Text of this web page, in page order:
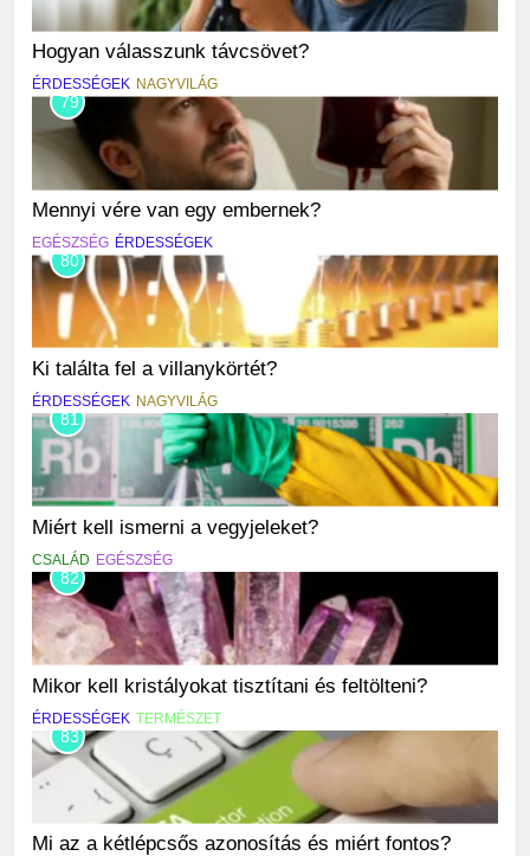
Hogyan válasszunk távcsövet?
ÉRDESSÉGEK NAGYVILÁG
79
Mennyi vére van egy embernek?
EGÉSZSÉG ÉRDESSÉGEK
80
Ki találta fel a villanykörtét?
ÉRDESSÉGEK NAGYVILÁG
81
Miért kell ismerni a vegyjeleket?
CSALÁD EGÉSZSÉG
82
Mikor kell kristályokat tisztítani és feltölteni?
ÉRDESSÉGEK TERMÉSZET
83
Mi az a kétlépcsős azonosítás és miért fontos?